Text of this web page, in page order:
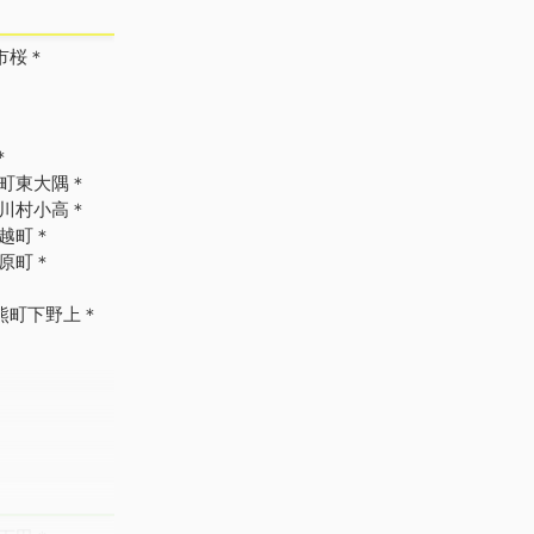
桜＊
東大隅＊
村小高＊
町＊
町＊
町下野上＊